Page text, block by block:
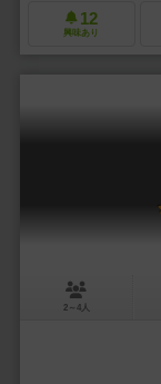
12
興味あり
2～4人